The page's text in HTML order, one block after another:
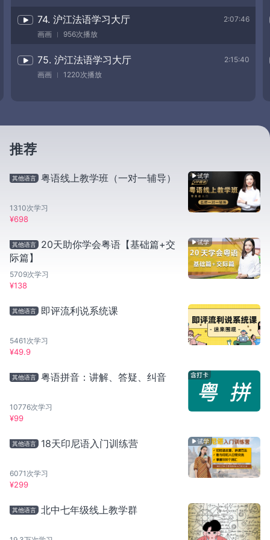
2:07:46
74. 沪江法语学习大厅
画画 956次播放
2:15:40
75. 沪江法语学习大厅
画画 1220次播放
推荐
其他语言 粤语线上教学班（一对一辅导）
1310次学习
¥698
其他语言
20天助你学会粤语【基础篇+交
际篇】
5709次学习
¥138
其他语言 即评流利说系统课
5461 次学习
¥49.9
其他语言 粤语拼音：讲解、答疑、纠音
10776次学习
¥99
其他语言 18天印尼语入门训练营
6071 次学习
¥299
其他语言 北中七年级线上教学群